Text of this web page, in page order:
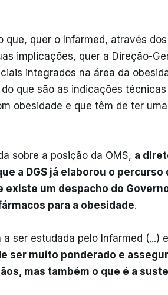
que, quer o Infarmed, através
implicações, quer a Direção-
integrados na área da
que são as indicações
obesidade e que têm de ter
sobre a posição da OMS, a
a DGS já elaborou o
existe um despacho do
para a obesidade.
ser estudada pelo Infarmed (...)
ser muito ponderado e
mas também o que é a